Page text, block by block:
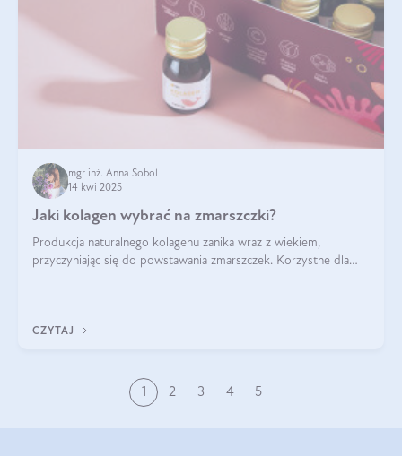
mgr inż. Anna Sobol
14 kwi 2025
Jaki kolagen wybrać na zmarszczki?
Produkcja naturalnego kolagenu zanika wraz z wiekiem,
przyczyniając się do powstawania zmarszczek. Korzystne dla
CZYTAJ
1 2 3 4 5